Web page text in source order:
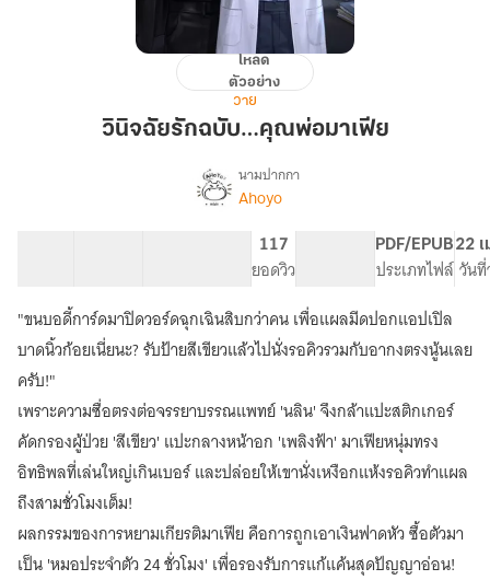
วินิจฉัย
ฉบับ…
โหลด
ตัวอย่าง
วาย
วินิจฉัยรักฉบับ…คุณพ่อมาเฟีย
เรื่อง
รัก
ฉบับ…
คุณ
พ่อ
มาเฟีย
นามปากกา
Ahoyo
117
ยอดวิว
PDF/EPUB
ประเภทไฟล์
22
วันที่
"ขนบอดี้การ์ดมาปิดวอร์ดฉุกเฉินสิบกว่าคน เพื่อแผลมีดปอกแอปเปิล
บาดนิ้วก้อยเนี่ยนะ? รับป้ายสีเขียวแล้วไปนั่งรอคิวรวมกับอากงตรงนู้นเลย
ครับ!"
เพราะความซื่อตรงต่อจรรยาบรรณแพทย์ 'นลิน' จึงกล้าแปะสติกเกอร์
คัดกรองผู้ป่วย 'สีเขียว' แปะกลางหน้าอก 'เพลิงฟ้า' มาเฟียหนุ่มทรง
อิทธิพลที่เล่นใหญ่เกินเบอร์ และปล่อยให้เขานั่งเหงือกแห้งรอคิวทำแผล
ถึงสามชั่วโมงเต็ม!
ผลกรรมของการหยามเกียรติมาเฟีย คือการถูกเอาเงินฟาดหัว ซื้อตัวมา
เป็น 'หมอประจำตัว 24 ชั่วโมง' เพื่อรองรับการแก้แค้นสุดปัญญาอ่อน!